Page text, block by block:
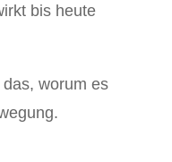
bis heute
worum es